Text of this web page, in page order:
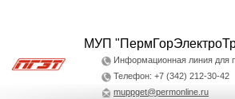
МУП
Информационная линия для
Телефон: +7 (342) 212-30-42
muppget@permonline.ru